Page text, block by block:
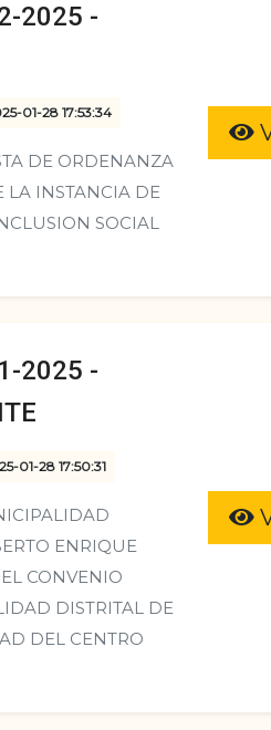
2025 -
01-28 17:53:34
DE ORDENANZA
LA INSTANCIA DE
SOCIAL
2025 -
01-28 17:50:31
ENRIQUE
CONVENIO
DISTRITAL DE
DEL CENTRO